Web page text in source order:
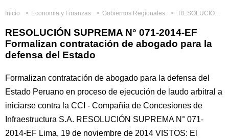
Inicio Economia y Finanzas Gobiernos Regionales RESOLUCIÓN SUPREMA N° 071-2014-EF Formalizan contratación de abogado para la defensa del Estado
RESOLUCIÓN SUPREMA N° 071-2014-EF
Formalizan contratación de abogado para la
defensa del Estado
Formalizan contratación de abogado para la defensa del
Estado Peruano en proceso de ejecución de laudo arbitral a
iniciarse contra la CCI - Compañía de Concesiones de
Infraestructura S.A. RESOLUCIÓN SUPREMA N° 071-
2014-EF Lima, 19 de noviembre de 2014 VISTOS: El